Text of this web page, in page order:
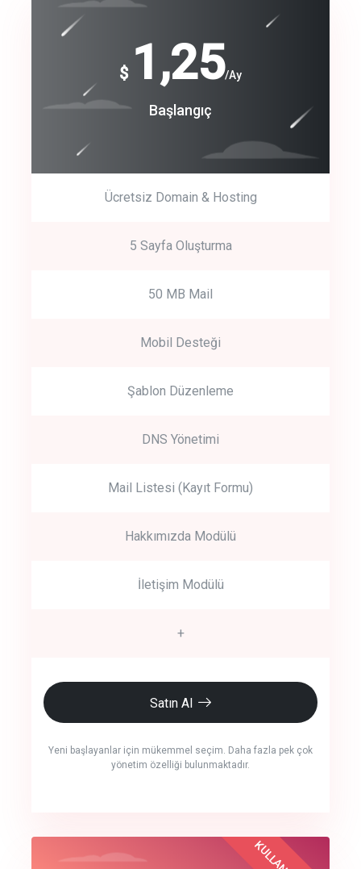
$ 1,25/Ay
Başlangıç
Ücretsiz Domain & Hosting
5 Sayfa Oluşturma
50 MB Mail
Mobil Desteği
Şablon Düzenleme
DNS Yönetimi
Mail Listesi (Kayıt Formu)
Hakkımızda Modülü
İletişim Modülü
+
Satın Al
Yeni başlayanlar için mükemmel seçim. Daha fazla pek çok
yönetim özelliği bulunmaktadır.
Free
Basic
crm auto cync